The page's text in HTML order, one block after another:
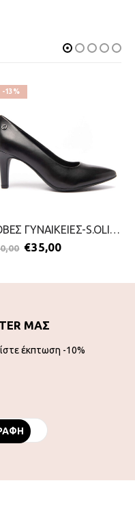
-13%
ΓΟΒΕΣ ΓΥΝΑΙΚΕΙΕΣ-S.OLIVER-2111-0000-ΜΑΥΡΟ
€35,00
ΜΑΣ
έκπτωση -10%